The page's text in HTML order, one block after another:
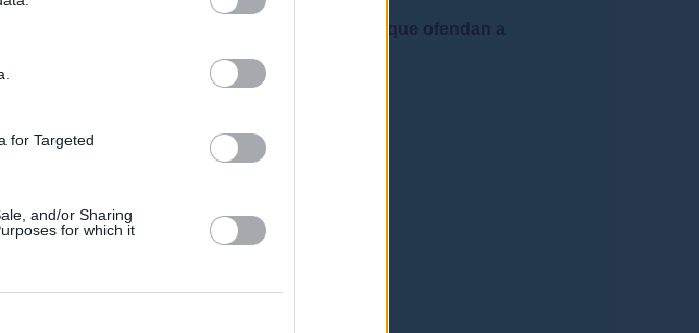
for Targeted
and/or Sharing
for which it
lenguaje moderado. No se admiten mensajes que ofendan a
una expresión y ortografía correctas"